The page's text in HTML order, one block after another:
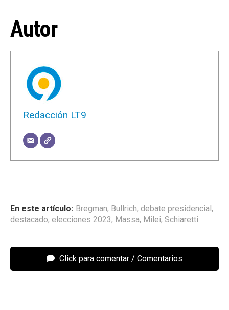
Autor
Redacción LT9
Bregman, Bullrich, debate presidencial ,
destacado, elecciones 2023, Massa, Milei, Schiaretti
Click para comentar